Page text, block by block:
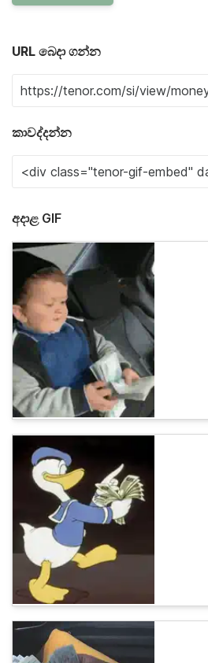
URL බෙදා ගන්න
කාවද්දන්න
අදාළ GIF